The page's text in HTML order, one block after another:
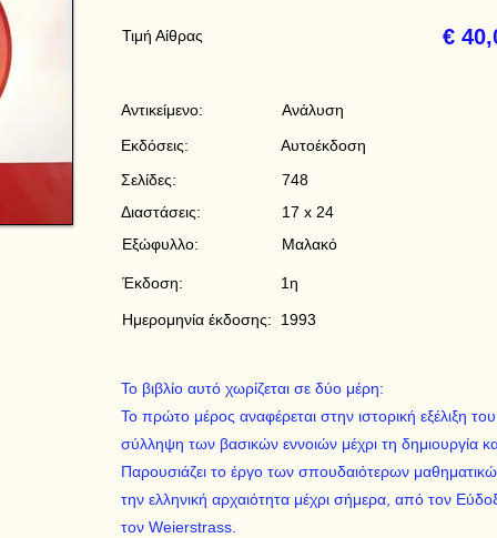
Τιμή Αίθρας €
Ανάλυση
Αυτοέκδοση
748
17 x 24
Μαλακό
1η
1993
Αντικείμενο:
Εκδόσεις:
Σελίδες:
Διαστάσεις:
Εξώφυλλο:
Έκδοση:
Ημερομηνία έκδοσης:
Το βιβλίο αυτό χωρίζεται σε δύο μέρη:
Το πρώτο μέρος αναφέρεται στην ιστορική εξέλιξη
σύλληψη των βασικών εννοιών μέχρι τη δημιουργία
Παρουσιάζει το έργο των σπουδαιότερων
την ελληνική αρχαιότητα μέχρι σήμερα, από τον
τον Weierstrass.